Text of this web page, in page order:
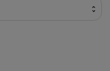
chirurgiczna